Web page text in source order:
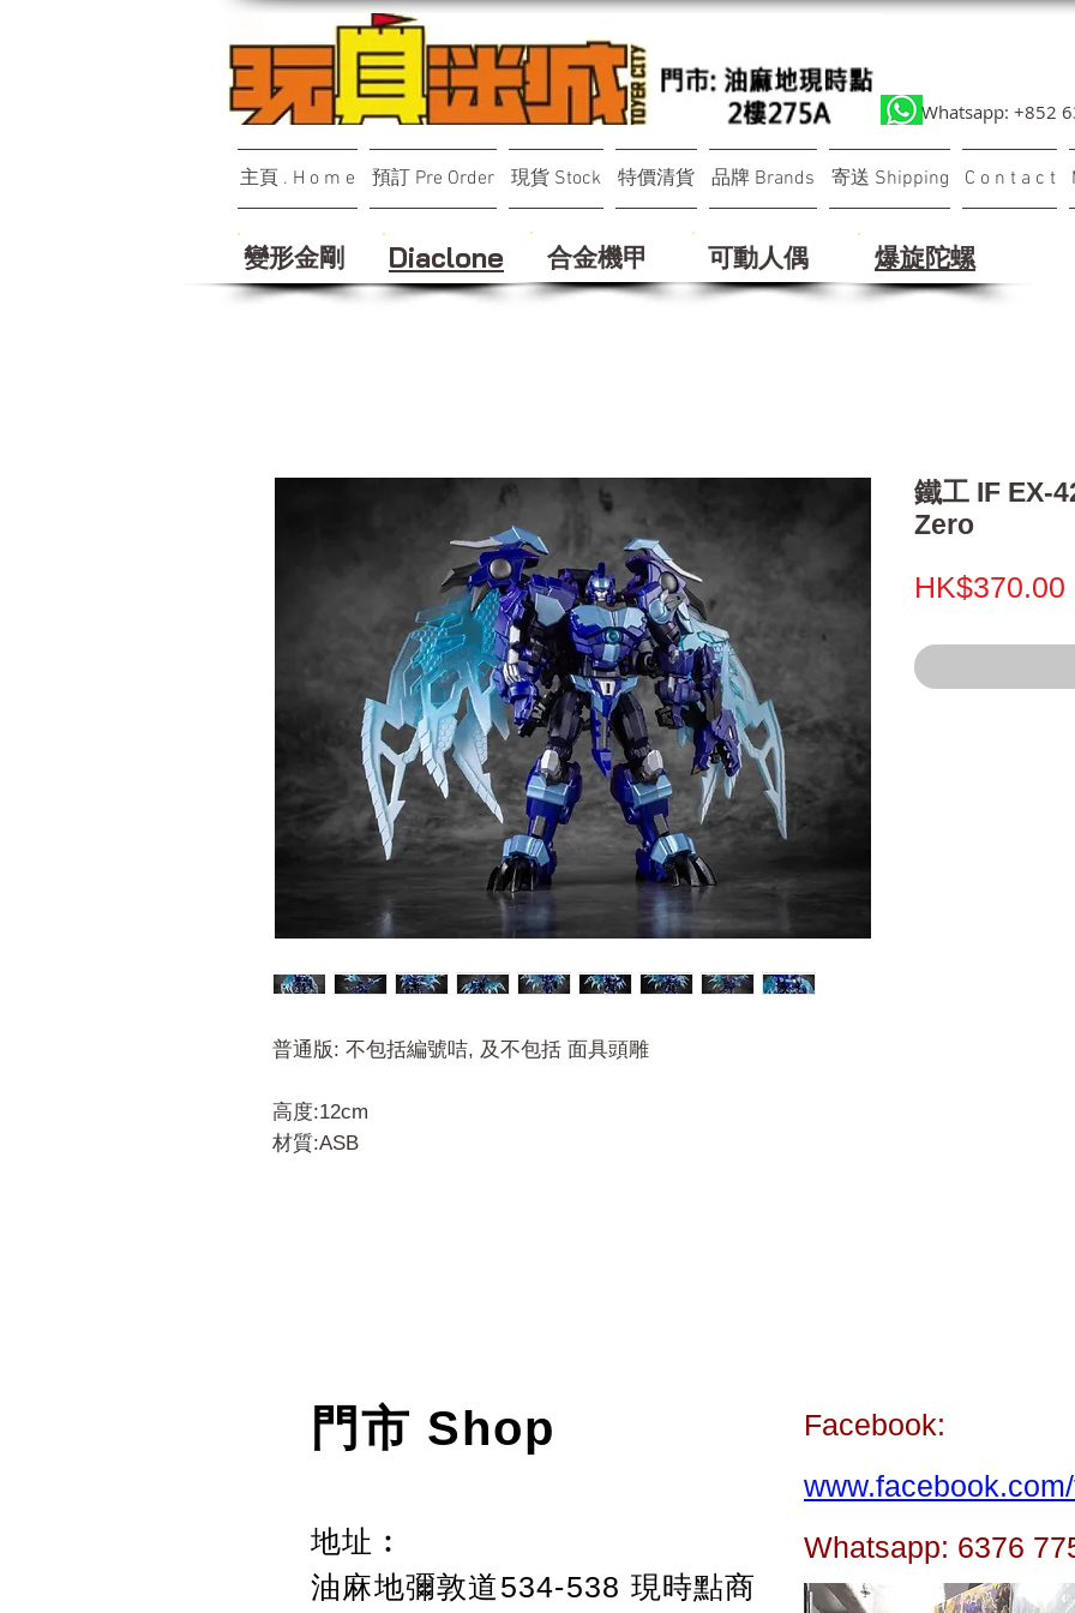
Whatsapp: +852
主頁 . H o m e 預訂 Pre Order 現貨 Stock 特價清貨 品牌 Brands 寄送 Shipping C o n t a c t
變形金剛 Diaclone 合金機甲 可動人偶 ​爆旋陀螺
普通版: 不包括編號咭, 及不包括 面具頭雕
高度:12cm
材質:ASB
鐵工 IF EX-
Zero
HK$370.00
門市 Shop
地址︰
油麻地彌敦道534-538 現時點商
Facebook:
Whatsapp: 6376